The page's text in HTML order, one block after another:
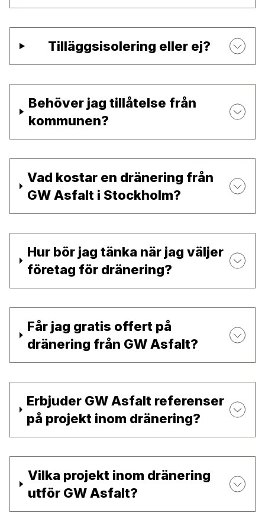
Tilläggsisolering eller ej?
Behöver jag tillåtelse från
kommunen?
Vad kostar en dränering från
GW Asfalt i Stockholm?
Hur bör jag tänka när jag väljer
företag för dränering?
Får jag gratis offert på
dränering från GW Asfalt?
Erbjuder GW Asfalt referenser
på projekt inom dränering?
Vilka projekt inom dränering
utför GW Asfalt?